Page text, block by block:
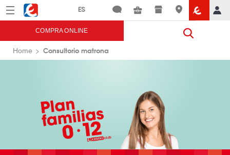
Menú Eroski
COMPRA ONLINE
Home Consultorio matrona